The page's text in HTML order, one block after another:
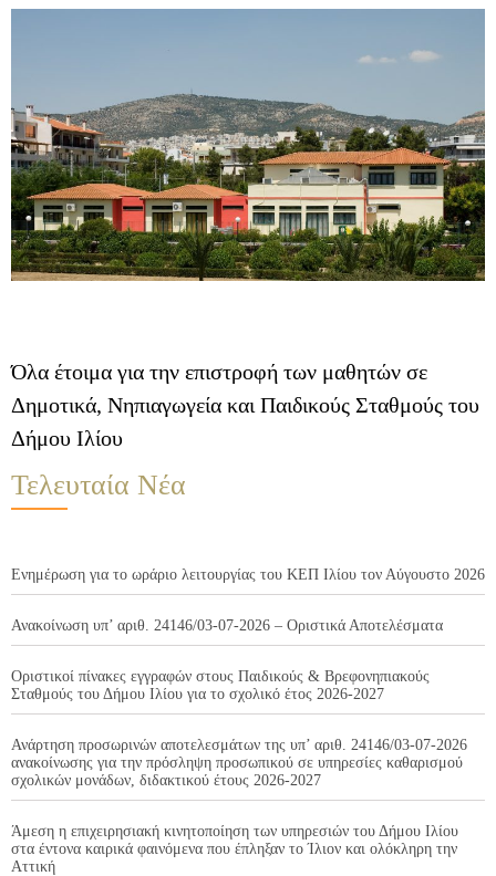
Όλα έτοιμα για την επιστροφή των μαθητών σε
Δημοτικά, Νηπιαγωγεία και Παιδικούς Σταθμούς του
Δήμου Ιλίου
Τελευταία Νέα
Ενημέρωση για το ωράριο λειτουργίας του ΚΕΠ Ιλίου τον Αύγουστο 2026
Ανακοίνωση υπ’ αριθ. 24146/03-07-2026 – Οριστικά Αποτελέσματα
Οριστικοί πίνακες εγγραφών στους Παιδικούς & Βρεφονηπιακούς
Σταθμούς του Δήμου Ιλίου για το σχολικό έτος 2026-2027
Ανάρτηση προσωρινών αποτελεσμάτων της υπ’ αριθ. 24146/03-07-2026
ανακοίνωσης για την πρόσληψη προσωπικού σε υπηρεσίες καθαρισμού
σχολικών μονάδων, διδακτικού έτους 2026-2027
Άμεση η επιχειρησιακή κινητοποίηση των υπηρεσιών του Δήμου Ιλίου
στα έντονα καιρικά φαινόμενα που έπληξαν το Ίλιον και ολόκληρη την
Αττική